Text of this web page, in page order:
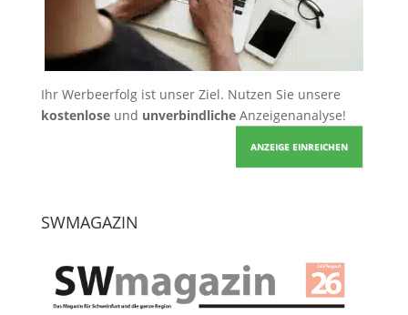
Ihr Werbeerfolg ist unser Ziel. Nutzen Sie unsere
kostenloseund unverbindlicheAnzeigenanalyse!
ANZEIGE EINREICHEN
SWMAGAZIN